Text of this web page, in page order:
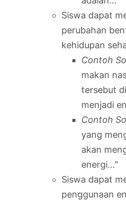
Siswa dapat
perubahan
kehidupan
Contoh
makan
tersebut
menjadi
Contoh
yang
akan
energi…"
Siswa dapat
penggunaan